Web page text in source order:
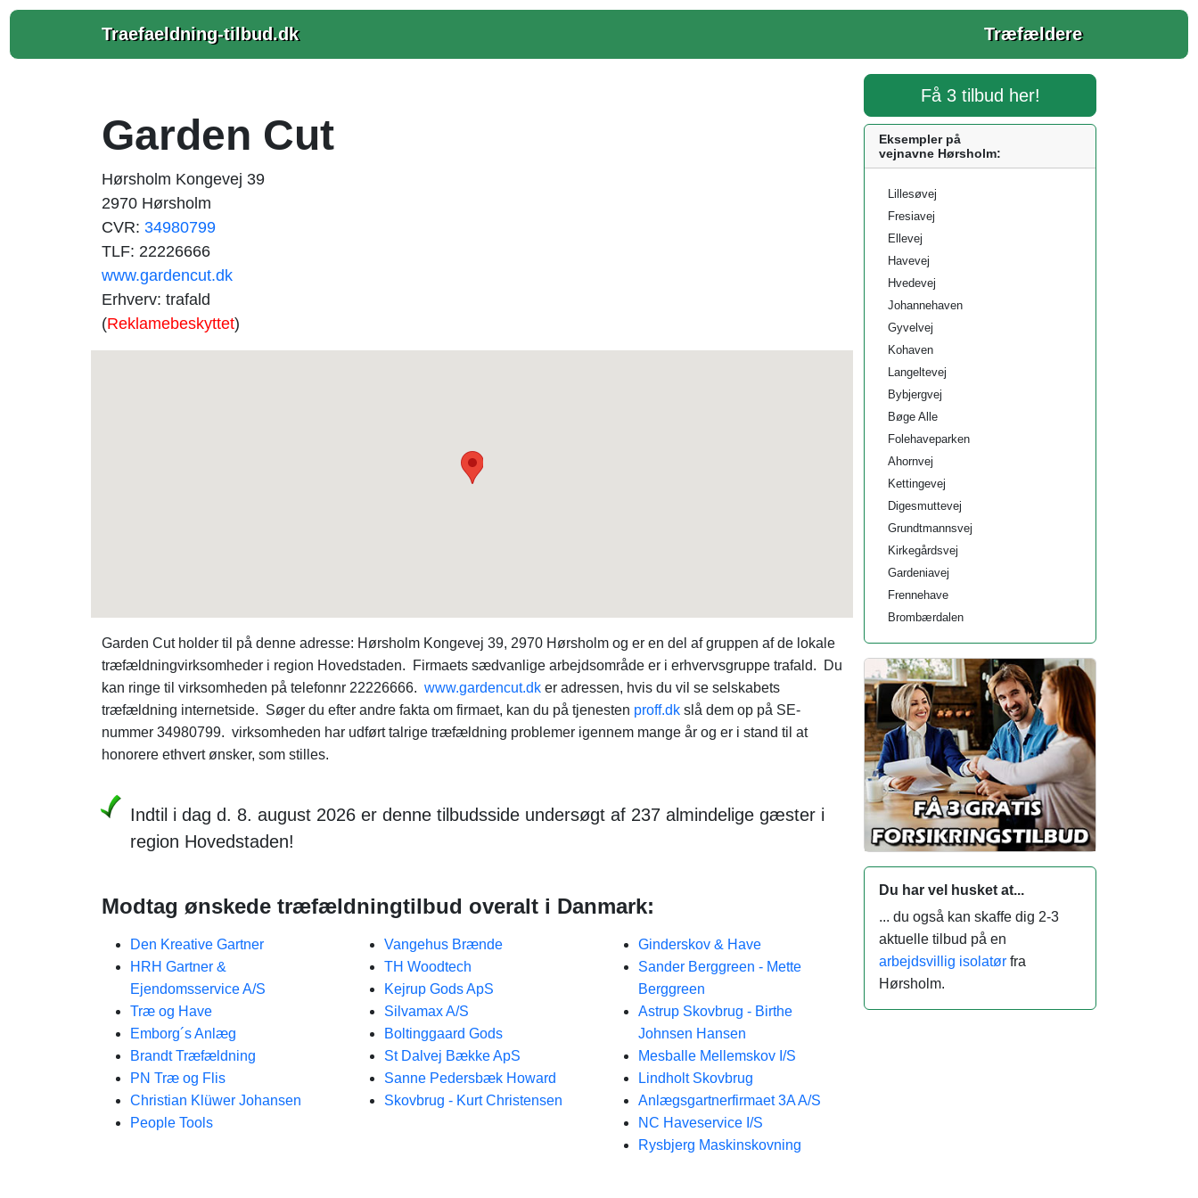
Traefaeldning-tilbud.dk Træfældere
Garden Cut
Hørsholm Kongevej 39
2970 Hørsholm
CVR: 34980799
TLF: 22226666
www.gardencut.dk
Erhverv: trafald
(Reklamebeskyttet)
Garden Cut holder til på denne adresse: Hørsholm Kongevej 39, 2970 Hørsholm og er en del af gruppen af de lokale
træfældningvirksomheder i region Hovedstaden. Firmaets sædvanlige arbejdsområde er i erhvervsgruppe trafald. Du
kan ringe til virksomheden på telefonnr 22226666. www.gardencut.dk er adressen, hvis du vil se selskabets
træfældning internetside. Søger du efter andre fakta om firmaet, kan du på tjenesten proff.dk slå dem op på SE-
nummer 34980799. virksomheden har udført talrige træfældning problemer igennem mange år og er i stand til at
honorere ethvert ønsker, som stilles.
Indtil i dag d. 8. august 2026 er denne tilbudsside undersøgt af 237 almindelige gæster i
region Hovedstaden!
Modtag ønskede træfældningtilbud overalt i Danmark:
Den Kreative Gartner
HRH Gartner &
Ejendomsservice A/S
Træ og Have
Emborg´s Anlæg
Brandt Træfældning
PN Træ og Flis
Christian Klüwer Johansen
People Tools
Vangehus Brænde
TH Woodtech
Kejrup Gods ApS
Silvamax A/S
Boltinggaard Gods
St Dalvej Bække ApS
Sanne Pedersbæk Howard
Skovbrug - Kurt Christensen
Ginderskov & Have
Sander Berggreen - Mette
Berggreen
Astrup Skovbrug - Birthe
Johnsen Hansen
Mesballe Mellemskov I/S
Lindholt Skovbrug
Anlægsgartnerfirmaet 3A A/S
NC Haveservice I/S
Rysbjerg Maskinskovning
Få 3 tilbud her!
Eksempler på
vejnavne Hørsholm:
Lillesøvej
Fresiavej
Ellevej
Havevej
Hvedevej
Johannehaven
Gyvelvej
Kohaven
Langeltevej
Bybjergvej
Bøge Alle
Folehaveparken
Ahornvej
Kettingevej
Digesmuttevej
Grundtmannsvej
Kirkegårdsvej
Gardeniavej
Frennehave
Brombærdalen
Du har vel husket at...
... du også kan skaffe dig 2-3
aktuelle tilbud på en
arbejdsvillig isolatør fra
Hørsholm.